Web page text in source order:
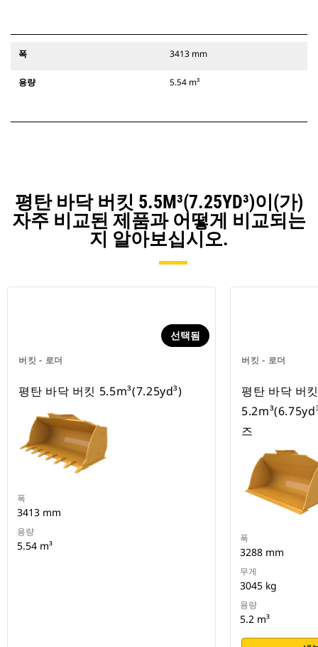
폭 3413 mm
용량 5.54 m³
평탄 바닥 버킷 5.5M³(7.25YD³)이(가)
자주 비교된 제품과 어떻게 비교되는
지 알아보십시오.
버킷 - 로더
선택됨
평탄 바닥 버킷 5.5m³(7.25yd³)
폭
3413 mm
용량
5.54 m³
버킷 - 로더
평탄 바닥 버
즈
폭
3288 mm
무게
3045 kg
용량
5.2 m³